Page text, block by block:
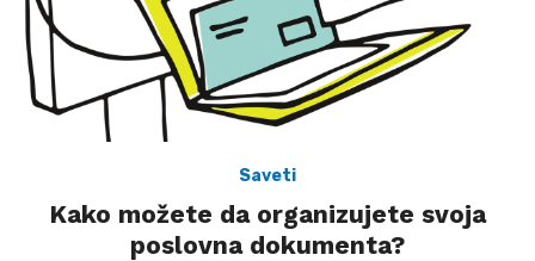
Saveti
Kako možete da organizujete svoja
poslovna dokumenta?